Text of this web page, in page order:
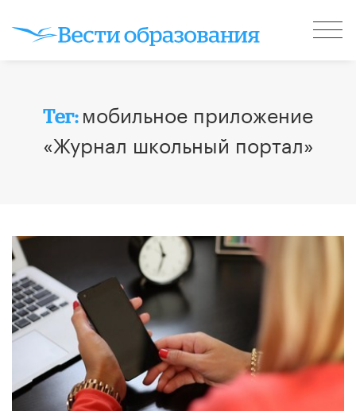
Тег: мобильное приложение
«Журнал школьный портал»